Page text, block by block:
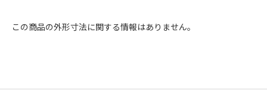
この商品の外形寸法に関する情報はありません。